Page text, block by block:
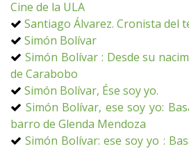
Cine de la ULA
Santiago Álvarez. Cronista del
Simón Bolívar
Simón Bolívar : Desde su
de Carabobo
Simón Bolívar, Ése soy yo.
Simón Bolívar, ese soy yo:
barro de Glenda Mendoza
Simón Bolívar: ese soy yo :